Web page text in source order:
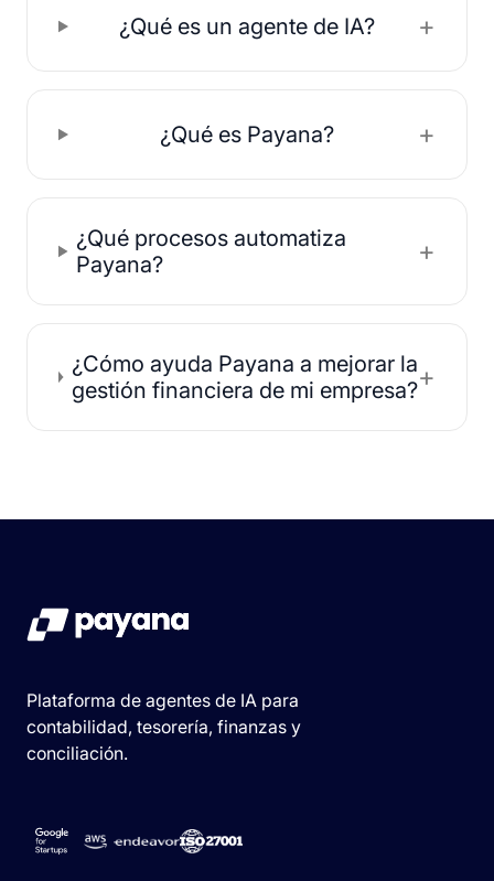
¿Qué es un agente de IA? +
¿Qué es Payana? +
¿Qué procesos automatiza
Payana?
+
¿Cómo ayuda Payana a mejorar la
gestión financiera de mi empresa?+
Plataforma de agentes de IA para
contabilidad, tesorería, finanzas y
conciliación.